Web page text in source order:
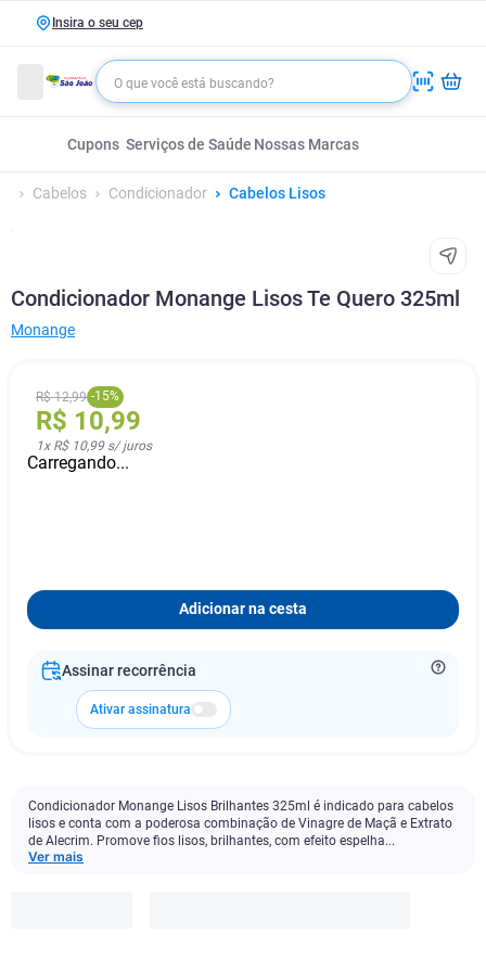
Insira o seu cep
Cupons Serviços de Saúde Nossas Marcas
Cabelos Condicionador Cabelos Lisos
Condicionador Monange Lisos Te Quero 325ml
Monange
R$ 12,99 -15%
R$ 10,99
1x R$ 10,99s/ juros
Carregando...
Adicionar na cesta
Assinar recorrência
Ativar assinatura
Condicionador Monange Lisos Brilhantes 325ml é indicado para cabelos
lisos e conta com a poderosa combinação de Vinagre de Maçã e Extrato
de Alecrim. Promove fios lisos, brilhantes, com efeito espelha...
Ver mais